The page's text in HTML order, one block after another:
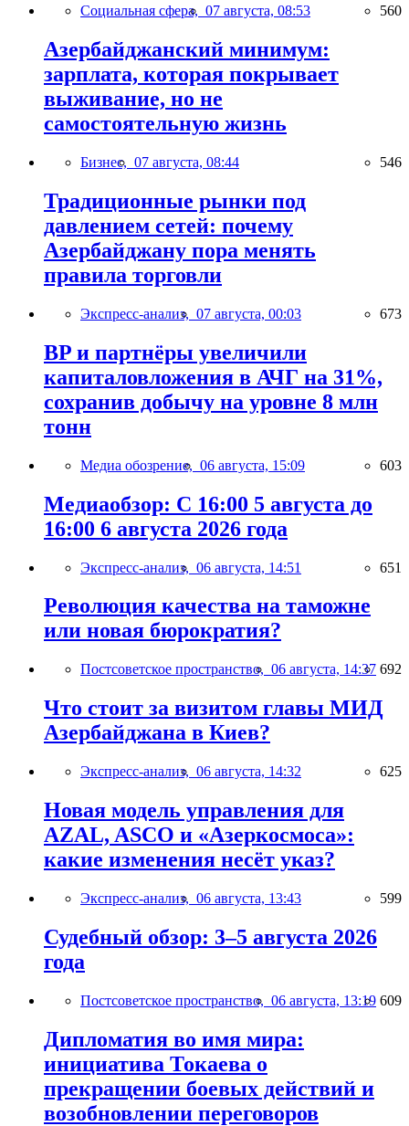
Социальная сфера, 07 августа, 08:53 560
Азербайджанский минимум:
зарплата, которая покрывает
выживание, но не
самостоятельную жизнь
Бизнес, 07 августа, 08:44 546
Традиционные рынки под
давлением сетей: почему
Азербайджану пора менять
правила торговли
Экспресс-анализ, 07 августа, 00:03 673
BP и партнёры увеличили
капиталовложения в АЧГ на 31%,
сохранив добычу на уровне 8 млн
тонн
Медиа обозрение, 06 августа, 15:09 603
Медиаобзор: С 16:00 5 августа до
16:00 6 августа 2026 года
Экспресс-анализ, 06 августа, 14:51 651
Революция качества на таможне
или новая бюрократия?
Постсоветское пространство, 06 августа, 14:37 692
Что стоит за визитом главы МИД
Азербайджана в Киев?
Экспресс-анализ, 06 августа, 14:32 625
Новая модель управления для
AZAL, ASCO и «Азеркосмоса»:
какие изменения несёт указ?
Экспресс-анализ, 06 августа, 13:43 599
Судебный обзор: 3–5 августа 2026
года
Постсоветское пространство, 06 августа, 13:19 609
Дипломатия во имя мира:
инициатива Токаева о
прекращении боевых действий и
возобновлении переговоров